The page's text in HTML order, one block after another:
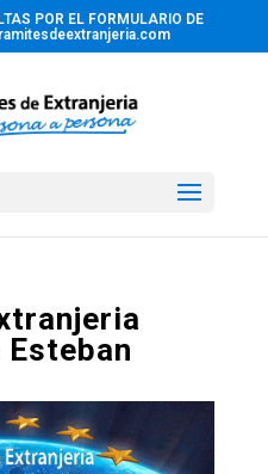
POR EL FORMULARIO DE
Esteban